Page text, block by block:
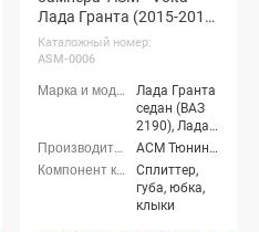
Лада Гранта (2015-2018)
(черная шагрень)
Каталожный номер:
ASM-0006
Лада Гранта
седан (ВАЗ
2190), Лада
Гранта
(ВАЗ 2191)
АСМ Тюнинг (ASM tuning)
Сплиттер,
губа, юбка,
клыки